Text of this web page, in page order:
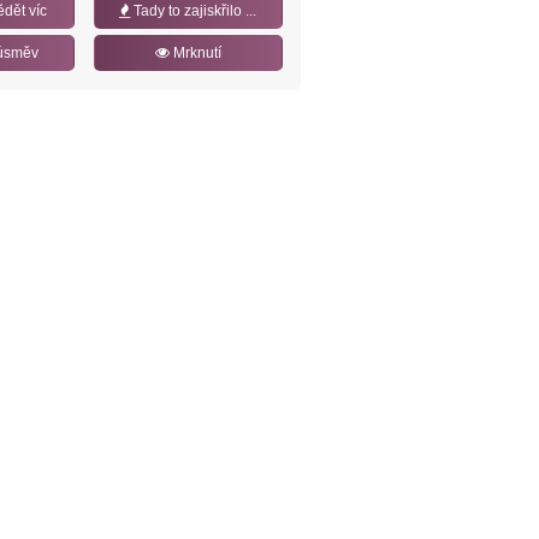
víc Tady to zajiskřilo ...
Mrknutí